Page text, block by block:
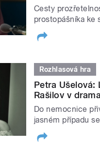
Cesty
prostopášníka ke
Rozhlasová hra
Petra Ušelová:
Rašilov v
Do nemocnice
jasném případu